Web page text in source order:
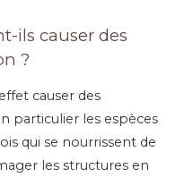
ils causer des
?
causer des
particulier les espèces
qui se nourrissent de
les structures en